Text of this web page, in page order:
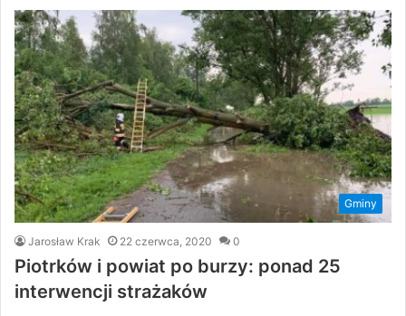
Gminy
Jarosław Krak 22 czerwca, 2020 0
Piotrków i powiat po burzy: ponad 25
interwencji strażaków